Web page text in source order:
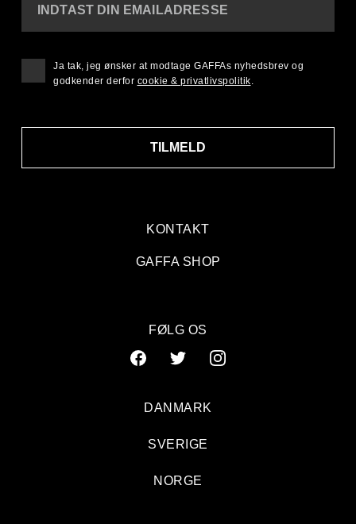
KONTAKT
GAFFA SHOP
INDTAST DIN EMAILADRESSE
TILMELD
Ja tak, jeg ønsker at modtage GAFFAs nyhedsbrev og
godkender derfor cookie & privatlivspolitik.
FØLG OS
DANMARK
SVERIGE
NORGE